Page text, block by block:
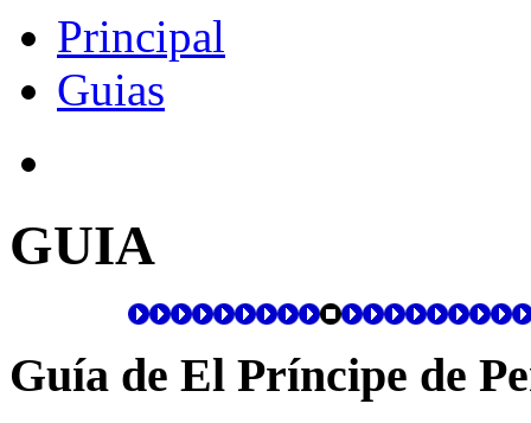
Principal
Guias
GUIA
Guía de El Príncipe de